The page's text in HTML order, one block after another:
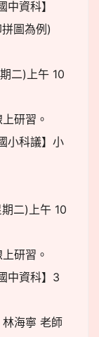
資科】
圖為例)
二)上午 10
研習。
小科議】小
二)上午 10
研習。
中資科】3
海寧 老師